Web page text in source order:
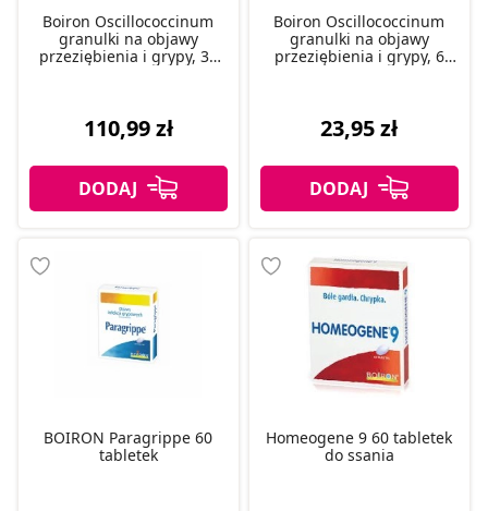
Boiron Oscillococcinum
granulki na objawy
przeziębienia i grypy, 30
110,99 zł
Boiron Oscillococcinum
granulki na objawy
przeziębienia i grypy, 6
23,95 zł
BOIRON Paragrippe 60
tabletek
Homeogene 9 60 tabletek
do ssania